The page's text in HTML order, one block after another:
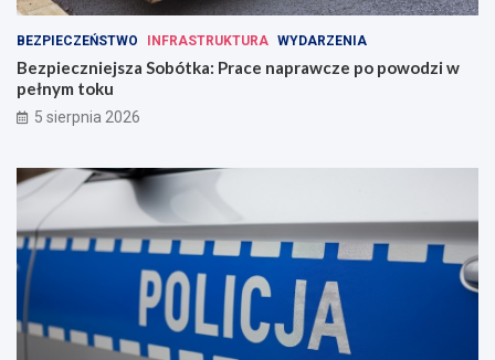
BEZPIECZEŃSTWO INFRASTRUKTURA WYDARZENIA
Bezpieczniejsza Sobótka: Prace naprawcze po powodzi w
pełnym toku
5 sierpnia 2026